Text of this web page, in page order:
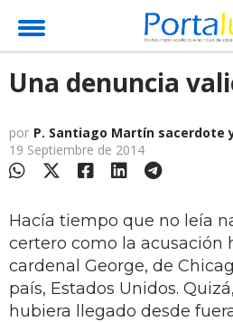
Una denuncia
por P. Santiago Martín sacerdote
19 Septiembre de 2014
Hacía tiempo que no leía
certero como la acusación
cardenal George, de
país, Estados Unidos.
hubiera llegado desde